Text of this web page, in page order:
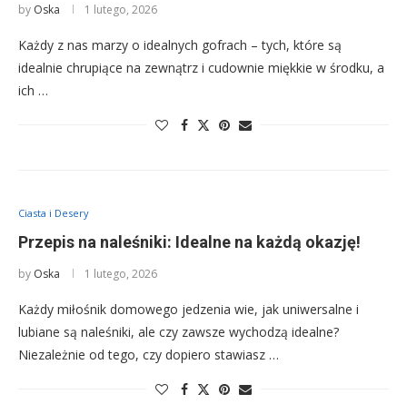
by Oska 1 lutego, 2026
Każdy z nas marzy o idealnych gofrach – tych, które są
idealnie chrupiące na zewnątrz i cudownie miękkie w środku, a
ich …
Ciasta i Desery
Przepis na naleśniki: Idealne na każdą okazję!
by Oska 1 lutego, 2026
Każdy miłośnik domowego jedzenia wie, jak uniwersalne i
lubiane są naleśniki, ale czy zawsze wychodzą idealne?
Niezależnie od tego, czy dopiero stawiasz …